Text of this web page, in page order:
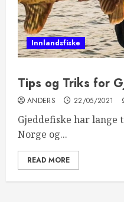
Innlandsfiske
Tips og Triks for
ANDERS 22/05/2021
Gjeddefiske har
Norge og...
READ MORE